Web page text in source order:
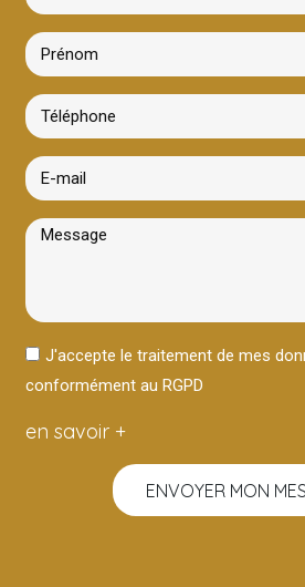
J'accepte le traitement de mes
conformément au RGPD
en savoir +
ENVOYER MON